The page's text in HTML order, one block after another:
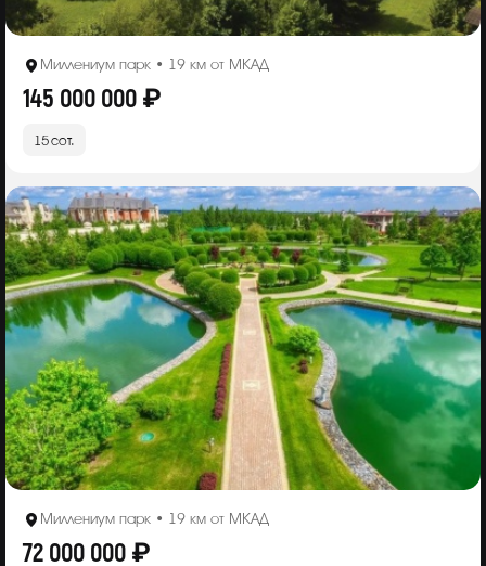
Миллениум парк • 19 км от МКАД
145 000 000 ₽
15 сот.
Миллениум парк • 19 км от МКАД
72 000 000 ₽